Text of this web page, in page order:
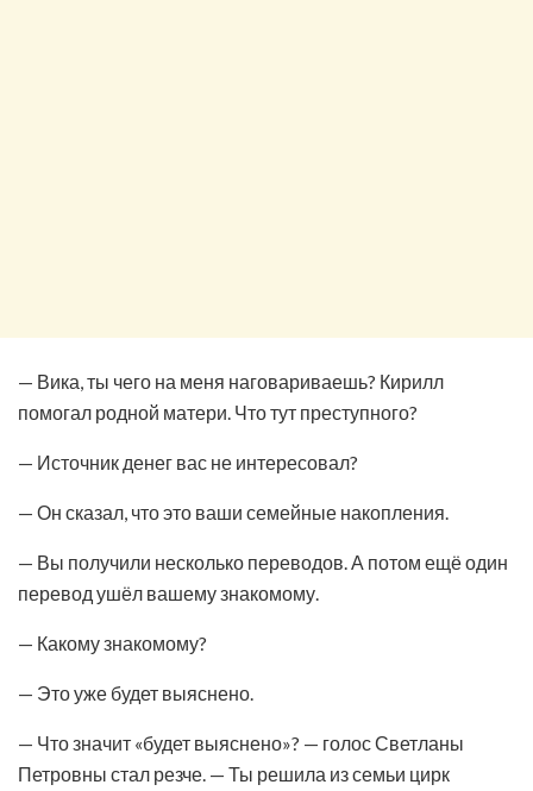
— Вика, ты чего на меня наговариваешь? Кирилл
помогал родной матери. Что тут преступного?
— Источник денег вас не интересовал?
— Он сказал, что это ваши семейные накопления.
— Вы получили несколько переводов. А потом ещё один
перевод ушёл вашему знакомому.
— Какому знакомому?
— Это уже будет выяснено.
— Что значит «будет выяснено»? — голос Светланы
Петровны стал резче. — Ты решила из семьи цирк